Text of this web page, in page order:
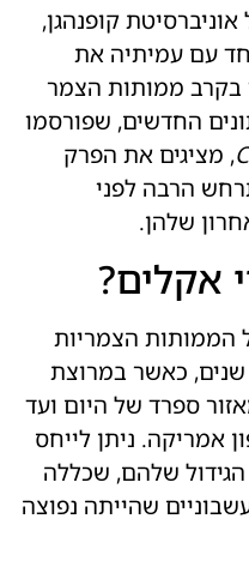
קופנהגן,
עם עמיתיה את
בקרב ממותות הצמר
החדשים, שפורסמו
, מציגים את הפרק
הרבה לפני
שלהן.
אקלים?
הממותות הצמריות
משתרעת על פני כ־800,000 שנים, כאשר במרוצת
ספרד של היום ועד
אמריקה. ניתן לייחס
שלהם, שכללה
שהייתה נפוצה